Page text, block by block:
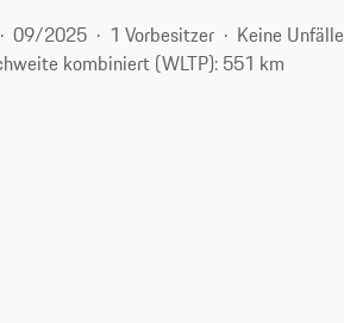
09/2025 1 Vorbesitzer
Keine Unfälle
kombiniert (WLTP): 551 km